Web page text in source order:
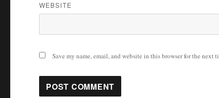
WEBSITE
Save my name, email, and website in this browser for the next